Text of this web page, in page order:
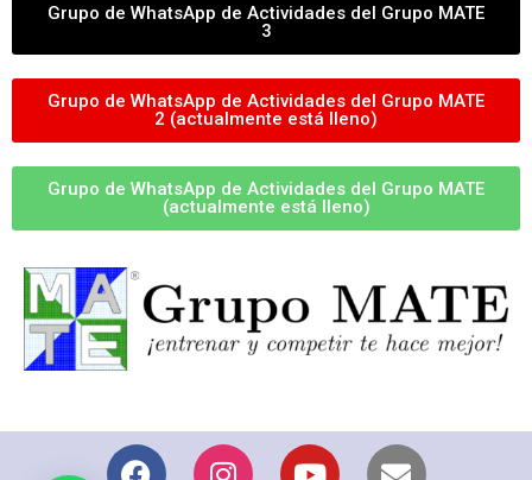
Grupo de WhatsApp de Actividades del Grupo MATE
3
Grupo de WhatsApp de Actividades del Grupo MATE
2 (actualmente está lleno)
Grupo de WhatsApp de Actividades del Grupo MATE
(actualmente está lleno)